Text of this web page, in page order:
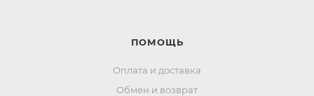
ПОМОЩЬ
Оплата и доставка
Обмен и возврат